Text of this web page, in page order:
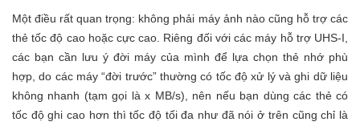
Một điều rất quan trọng: không phải máy ảnh nào cũng hỗ trợ các
thẻ tốc độ cao hoặc cực cao. Riêng đối với các máy hỗ trợ UHS-I,
các bạn cần lưu ý đời máy của mình để lựa chọn thẻ nhớ phù
hợp, do các máy “đời trước” thường có tốc độ xử lý và ghi dữ liệu
không nhanh (tạm gọi là x MB/s), nên nếu bạn dùng các thẻ có
tốc độ ghi cao hơn thì tốc độ tối đa như đã nói ở trên cũng chỉ là